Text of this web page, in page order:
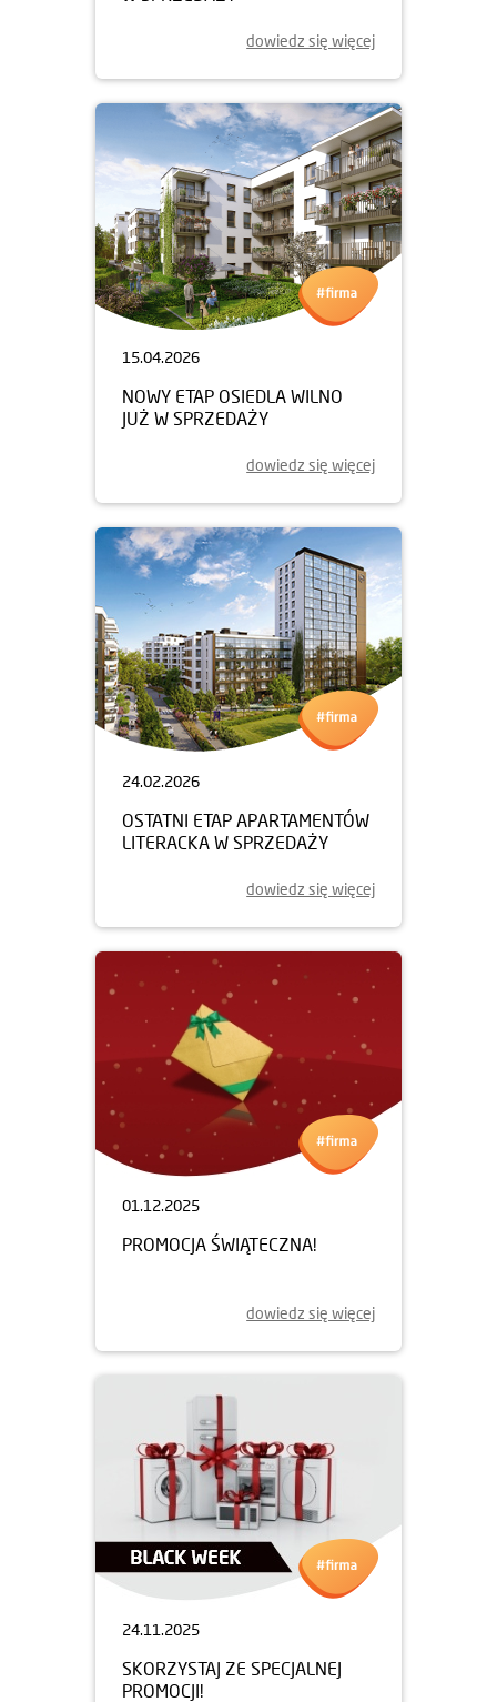
dowiedz się więcej
15.04.2026
NOWY ETAP OSIEDLA WILNO
JUŻ W SPRZEDAŻY
dowiedz się więcej
24.02.2026
OSTATNI ETAP APARTAMENTÓW
LITERACKA W SPRZEDAŻY
dowiedz się więcej
01.12.2025
PROMOCJA ŚWIĄTECZNA!
dowiedz się więcej
24.11.2025
SKORZYSTAJ ZE SPECJALNEJ
PROMOCJI!